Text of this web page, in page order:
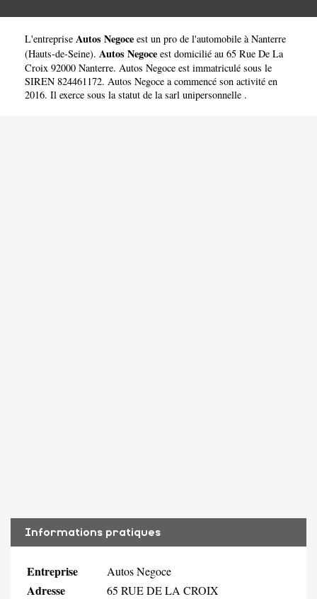
L'entreprise Autos Negoce est un pro de l'automobile à Nanterre
(Hauts-de-Seine). Autos Negoce est domicilié au 65 Rue De La
Croix 92000 Nanterre. Autos Negoce est immatriculé sous le
SIREN 824461172. Autos Negoce a commencé son activité en
2016. Il exerce sous la statut de la sarl unipersonnelle .
Informations pratiques
Entreprise Autos Negoce
Adresse 65 RUE DE LA CROIX